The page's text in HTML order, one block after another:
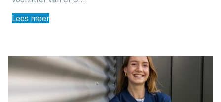
Lees meer